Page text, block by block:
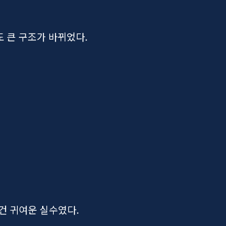
큰 구조가 바뀌었다.
귀여운 실수였다.